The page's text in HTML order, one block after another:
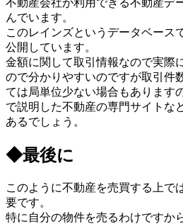
不動産会社が利用できる不動産デ
んでいます。
このレインズというデータベース
公開しています。
金額に関して取引情報なので実際
ので分かりやすいのですが取引件
ては局単位少ない場合もあります
で説明した不動産の専門サイトな
あるでしょう。
◆最後に
このように不動産を売買する上で
要です。
特に自分の物件を売るわけですか